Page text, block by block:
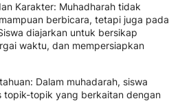
Karakter: Muhadharah tidak
berbicara, tetapi juga pada
diajarkan untuk bersikap
waktu, dan mempersiapkan
Dalam muhadarah, siswa
topik-topik yang berkaitan dengan